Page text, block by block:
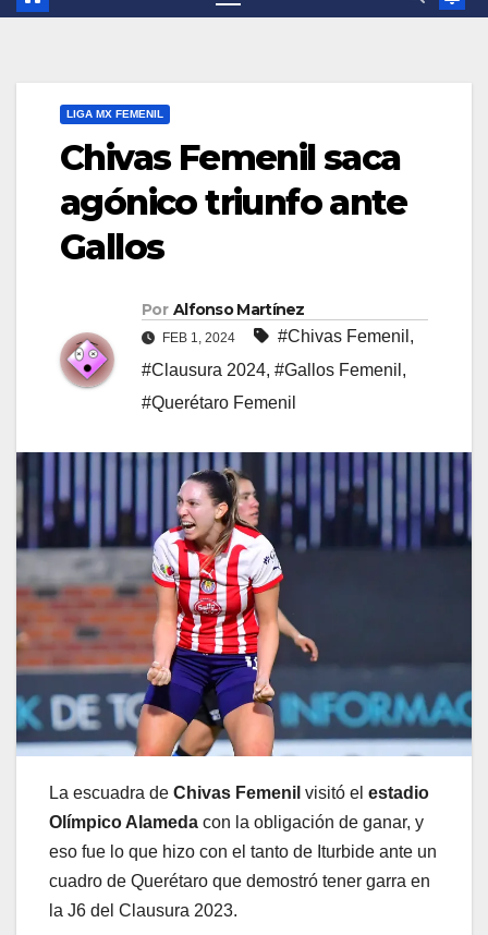
LIGA MX FEMENIL
Chivas Femenil saca
agónico triunfo ante
Gallos
Por Alfonso Martínez
FEB 1, 2024 #Chivas Femenil ,
#Clausura 2024, #Gallos Femenil ,
#Querétaro Femenil
La escuadra de Chivas Femenil visitó el estadio
Olímpico Alameda con la obligación de ganar, y
eso fue lo que hizo con el tanto de Iturbide ante un
cuadro de Querétaro que demostró tener garra en
la J6 del Clausura 2023.